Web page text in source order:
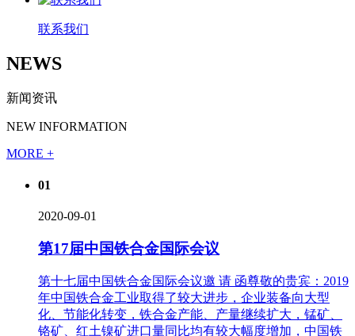
联系我们
NEWS
新闻资讯
NEW INFORMATION
MORE +
01
2020-09-01
第17届中国铁合金国际会议
第十七届中国铁合金国际会议邀 请 函尊敬的贵宾：2019
年中国铁合金工业取得了较大进步，企业装备向大型
化、节能化转变，铁合金产能、产量继续扩大，锰矿、
铬矿、红土镍矿进口量同比均有较大幅度增加，中国铁